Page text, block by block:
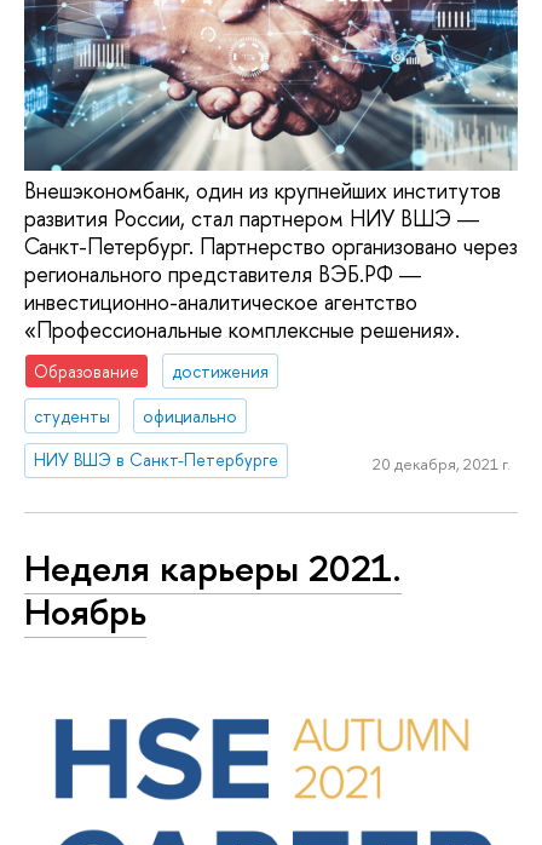
Внешэкономбанк, один из крупнейших институтов
развития России, стал партнером НИУ ВШЭ ―
Санкт-Петербург. Партнерство организовано через
регионального представителя ВЭБ.РФ ―
инвестиционно-аналитическое агентство
«Профессиональные комплексные решения».
Образование
достижения
студенты
официально
НИУ ВШЭ в Санкт-Петербурге
20 декабря, 2021 г.
Неделя карьеры 2021.
Ноябрь